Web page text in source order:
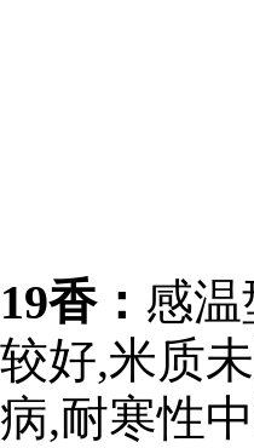
19香： 感
较好,米质
病,耐寒性